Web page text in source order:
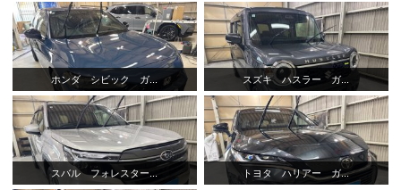
ホンダ シビック ガ... スズキ ハスラー ガ...
スバル フォレスター... トヨタ ハリアー ガ...